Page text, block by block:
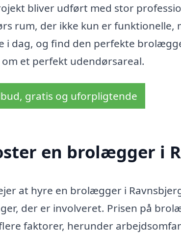
bliver udført med stor
rum, der ikke kun er funktionelle,
i dag, og find den perfekte
et perfekt udendørsareal.
gratis og uforpligtende
en brolægger i
at hyre en brolægger i
der er involveret. Prisen på
faktorer, herunder